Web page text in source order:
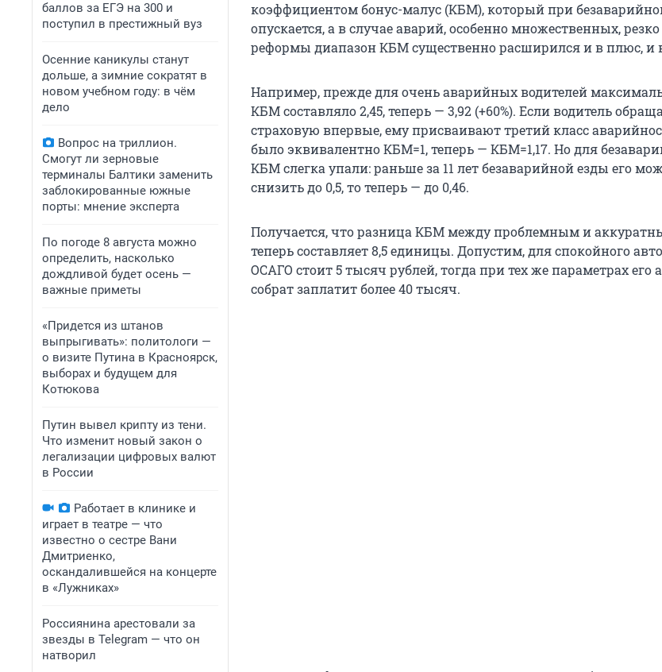
баллов за ЕГЭ на 300 и
поступил в престижный вуз
Осенние каникулы станут
дольше, а зимние сократят в
новом учебном году: в чём
дело
Вопрос на триллион.
Смогут ли зерновые
терминалы Балтики заменить
заблокированные южные
порты: мнение эксперта
По погоде 8 августа можно
определить, насколько
дождливой будет осень —
важные приметы
«Придется из штанов
выпрыгивать»: политологи —
о визите Путина в Красноярск,
выборах и будущем для
Котюкова
Путин вывел крипту из тени.
Что изменит новый закон о
легализации цифровых валют
в России
Работает в клинике и
играет в театре — что
известно о сестре Вани
Дмитриенко,
оскандалившейся на концерте
в «Лужниках»
Россиянина арестовали за
звезды в Telegram — что он
натворил
коэффициентом бонус-малус (КБМ), который при
опускается, а в случае аварий, особенно множественных, резко
реформы диапазон КБМ существенно расширился и в плюс, и
Например, прежде для очень аварийных водителей
КБМ составляло 2,45, теперь — 3,92 (+60%). Если водитель
страховую впервые, ему присваивают третий класс
было эквивалентно КБМ=1, теперь — КБМ=1,17. Но для
КБМ слегка упали: раньше за 11 лет безаварийной езды его
снизить до 0,5, то теперь — до 0,46.
Получается, что разница КБМ между проблемным и
теперь составляет 8,5 единицы. Допустим, для спокойного
ОСАГО стоит 5 тысяч рублей, тогда при тех же параметрах
собрат заплатит более 40 тысяч.